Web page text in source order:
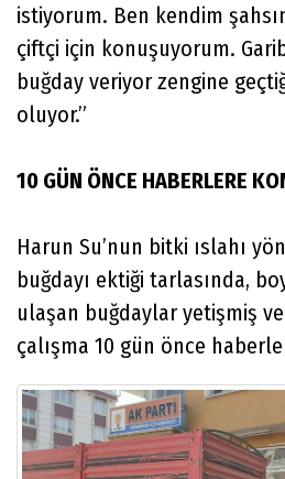
istiyorum. Ben kendim
çiftçi için konuşuyorum.
buğday veriyor zengine
oluyor.”
10 GÜN ÖNCE HABERLERE
Harun Su’nun bitki ıslahı
buğdayı ektiği tarlasında,
ulaşan buğdaylar yetişmiş ve
çalışma 10 gün önce